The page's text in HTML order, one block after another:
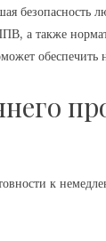
безопасность
а также
к